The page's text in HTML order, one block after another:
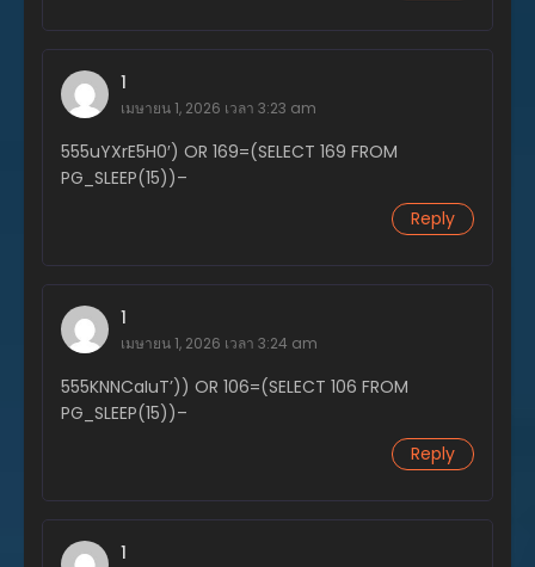
1
เมษายน 1, 2026 เวลา 3:23 am
555uYXrE5H0′) OR 169=(SELECT 169 FROM
PG_SLEEP(15))–
Reply
1
เมษายน 1, 2026 เวลา 3:24 am
555KNNCaIuT’)) OR 106=(SELECT 106 FROM
PG_SLEEP(15))–
Reply
1